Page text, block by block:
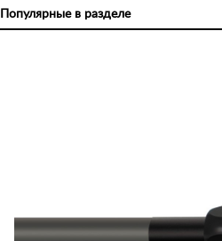
Популярные в разделе